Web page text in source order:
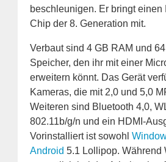
beschleunigen. Er bringt einen
Chip der 8. Generation mit.
Verbaut sind 4 GB RAM und
Speicher, den ihr mit einer
erweitern könnt. Das Gerät
Kameras, die mit 2,0 und 5,0
Weiteren sind Bluetooth 4,0,
802.11b/g/n und ein HDMI-
Vorinstalliert ist sowohl
Android 5.1 Lollipop. Während